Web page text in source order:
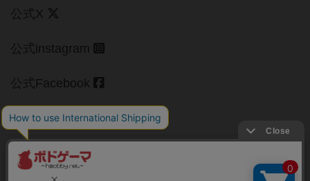
公式X
公式instagram
公式Facebook
公式YouTubeチャンネル
【ボドゲーマ】ボードゲームの総合情報サイト